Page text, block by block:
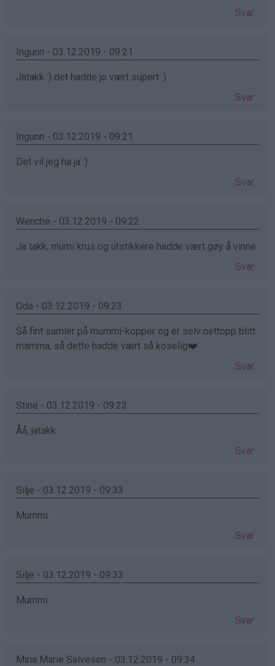
Svar
Ingunn - 03.12.2019 - 09:21
Jatakk :) det hadde jo vært supert :)
Svar
Ingunn - 03.12.2019 - 09:21
Det vil jeg ha ja :)
Svar
Wenche - 03.12.2019 - 09:22
Ja takk, mumi krus og utstikkere hadde vært gøy å vinne
Svar
Oda - 03.12.2019 - 09:23
Så fint samler på mummi-kopper og er selv nettopp blitt
mamma, så dette hadde vært så koselig❤️
Svar
Stine - 03.12.2019 - 09:23
Åå, jatakk
Svar
Silje - 03.12.2019 - 09:33
Mummi
Svar
Silje - 03.12.2019 - 09:33
Mummi
Svar
Mina Marie Salvesen - 03.12.2019 - 09:34